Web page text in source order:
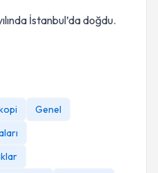
İstanbul’da doğdu.
Genel